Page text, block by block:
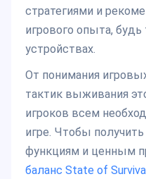
стратегиями и
игрового опыта,
устройствах.
От понимания
тактик выживания
игроков всем
игре. Чтобы
функциям и ценным
баланс State of